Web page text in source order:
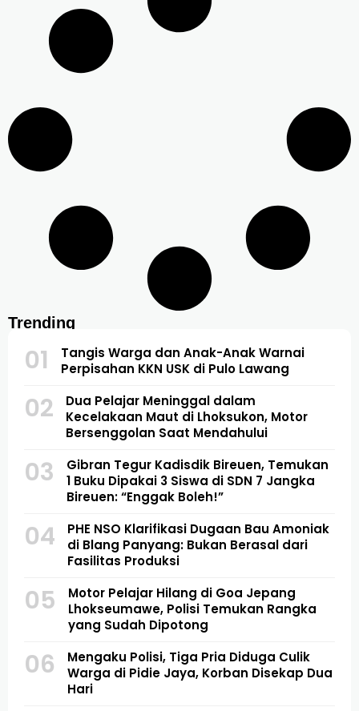
Trending
01
Tangis Warga dan Anak-Anak Warnai
Perpisahan KKN USK di Pulo Lawang
02
Dua Pelajar Meninggal dalam
Kecelakaan Maut di Lhoksukon, Motor
Bersenggolan Saat Mendahului
03
Gibran Tegur Kadisdik Bireuen, Temukan
1 Buku Dipakai 3 Siswa di SDN 7 Jangka
Bireuen: “Enggak Boleh!”
04
PHE NSO Klarifikasi Dugaan Bau Amoniak
di Blang Panyang: Bukan Berasal dari
Fasilitas Produksi
05
Motor Pelajar Hilang di Goa Jepang
Lhokseumawe, Polisi Temukan Rangka
yang Sudah Dipotong
06
Mengaku Polisi, Tiga Pria Diduga Culik
Warga di Pidie Jaya, Korban Disekap Dua
Hari